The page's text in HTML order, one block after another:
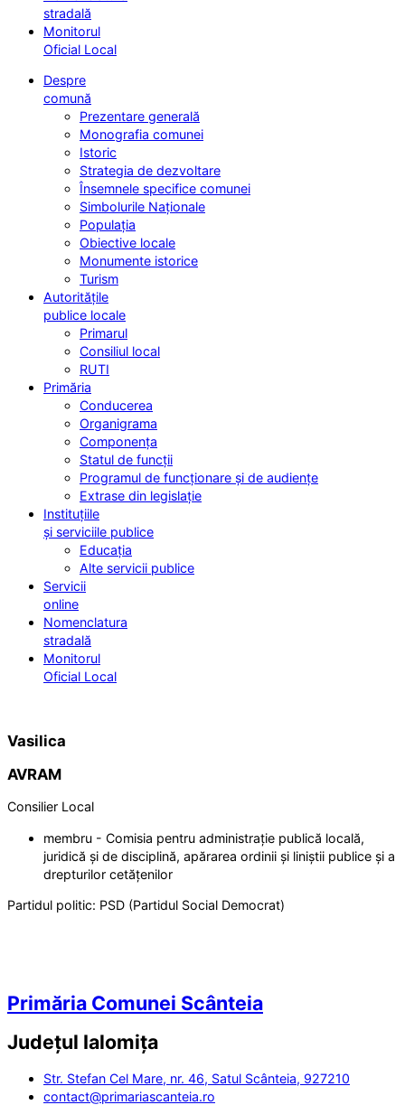
stradală
Monitorul
Oficial Local
Despre
comună
Prezentare generală
Monografia comunei
Istoric
Strategia de dezvoltare
Însemnele specifice comunei
Simbolurile Naționale
Populația
Obiective locale
Monumente istorice
Turism
Autoritățile
publice locale
Primarul
Consiliul local
RUTI
Primăria
Conducerea
Organigrama
Componența
Statul de funcții
Programul de funcționare și de audiențe
Extrase din legislație
Instituțiile
și serviciile publice
Educația
Alte servicii publice
Servicii
online
Nomenclatura
stradală
Monitorul
Oficial Local
Vasilica
AVRAM
Consilier Local
membru - Comisia pentru administrație publică locală,
juridică și de disciplină, apărarea ordinii și liniștii publice și a
drepturilor cetățenilor
Partidul politic: PSD (Partidul Social Democrat)
Primăria Comunei Scânteia
Județul Ialomița
Str. Stefan Cel Mare, nr. 46, Satul Scânteia, 927210
contact@primariascanteia.ro